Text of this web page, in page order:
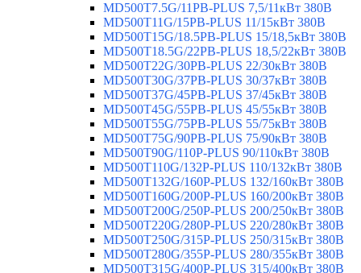
MD500T7.5G/11PB-PLUS 7,5/11кВт 380В
MD500T11G/15PB-PLUS 11/15кВт 380В
MD500T15G/18.5PB-PLUS 15/18,5кВт 380В
MD500T18.5G/22PB-PLUS 18,5/22кВт 380В
MD500T22G/30PB-PLUS 22/30кВт 380В
MD500T30G/37PB-PLUS 30/37кВт 380В
MD500T37G/45PB-PLUS 37/45кВт 380В
MD500T45G/55PB-PLUS 45/55кВт 380В
MD500T55G/75PB-PLUS 55/75кВт 380В
MD500T75G/90PB-PLUS 75/90кВт 380В
MD500T90G/110P-PLUS 90/110кВт 380В
MD500T110G/132P-PLUS 110/132кВт 380В
MD500T132G/160P-PLUS 132/160кВт 380В
MD500T160G/200P-PLUS 160/200кВт 380В
MD500T200G/250P-PLUS 200/250кВт 380В
MD500T220G/280P-PLUS 220/280кВт 380В
MD500T250G/315P-PLUS 250/315кВт 380В
MD500T280G/355P-PLUS 280/355кВт 380В
MD500T315G/400P-PLUS 315/400кВт 380В